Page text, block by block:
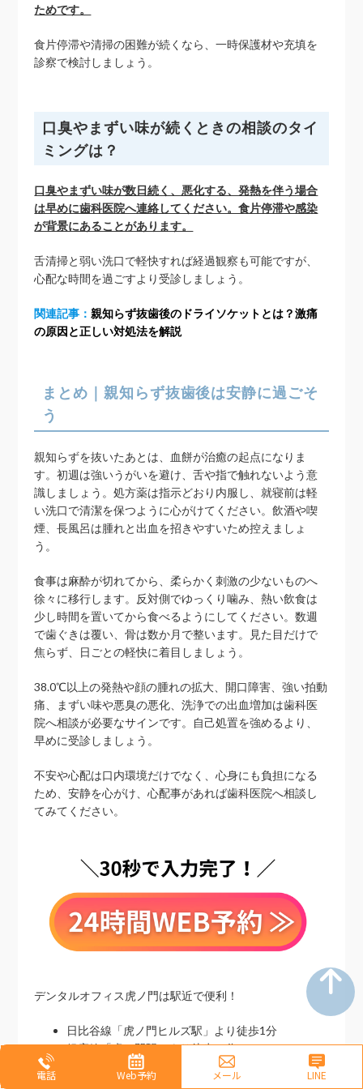
電話 Web予約 メール LINE
ためです。
食片停滞や清掃の困難が続くなら、一時保護材や充填を
診察で検討しましょう。
口臭やまずい味が続くときの相談のタイ
ミングは？
口臭やまずい味が数日続く、悪化する、発熱を伴う場合
は早めに歯科医院へ連絡してください。食片停滞や感染
が背景にあることがあります。
舌清掃と弱い洗口で軽快すれば経過観察も可能ですが、
心配な時間を過ごすより受診しましょう。
関連記事：親知らず抜歯後のドライソケットとは？激痛
の原因と正しい対処法を解説
まとめ｜親知らず抜歯後は安静に過ごそ
う
親知らずを抜いたあとは、血餅が治癒の起点になりま
す。初週は強いうがいを避け、舌や指で触れないよう意
識しましょう。処方薬は指示どおり内服し、就寝前は軽
い洗口で清潔を保つように心がけてください。飲酒や喫
煙、長風呂は腫れと出血を招きやすいため控えましょ
う。
食事は麻酔が切れてから、柔らかく刺激の少ないものへ
徐々に移行します。反対側でゆっくり噛み、熱い飲食は
少し時間を置いてから食べるようにしてください。数週
で歯ぐきは覆い、骨は数か月で整います。見た目だけで
焦らず、日ごとの軽快に着目しましょう。
38.0℃以上の発熱や顔の腫れの拡大、開口障害、強い拍動
痛、まずい味や悪臭の悪化、洗浄での出血増加は歯科医
院へ相談が必要なサインです。自己処置を強めるより、
早めに受診しましょう。
不安や心配は口内環境だけでなく、心身にも負担になる
ため、安静を心がけ、心配事があれば歯科医院へ相談し
てみてください。
デンタルオフィス虎ノ門は駅近で便利！
日比谷線「虎ノ門ヒルズ駅」より徒歩1分
銀座線「虎ノ門駅」より徒歩６分
当院、医療法人歯科ハミールの分院も、今後共よろしく